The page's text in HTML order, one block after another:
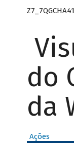
do
da
Ações